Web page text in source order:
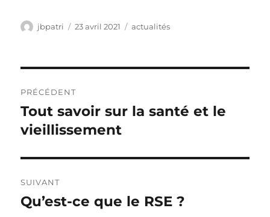
Auteur
jbpatri
Publié
23 avril 2021 Catégories
actualités
de
l’article
PRÉCÉDENT
Publication
précédente :
Tout savoir sur la santé et le
vieillissement
SUIVANT
Publication
Qu’est-ce que le RSE ?